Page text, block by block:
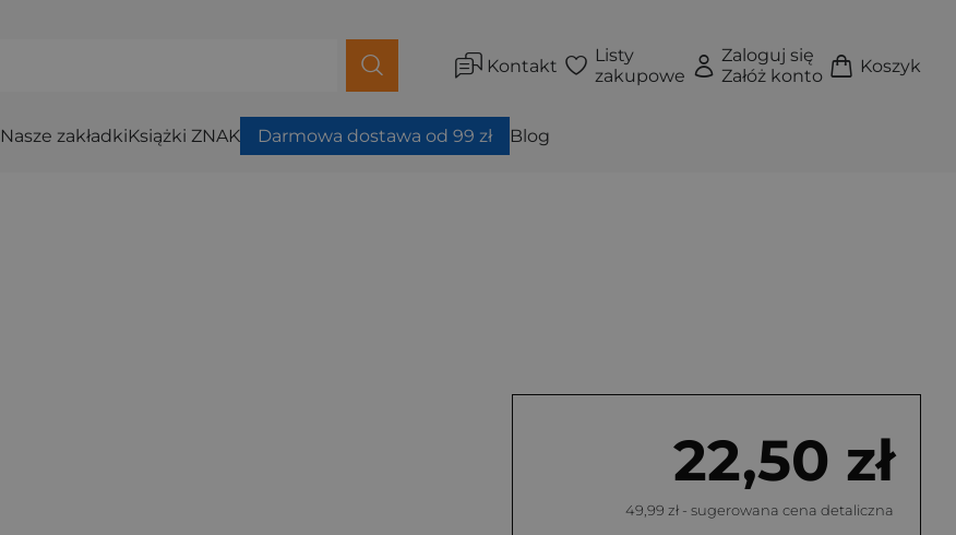
Kontakt
Listy
zakupowe
Zaloguj się
Załóż konto
Koszyk
Nasze zakładkiKsiążki ZNAK Darmowa dostawa od 99 zł Blog
22,50 zł
49,99 zł - sugerowana cena detaliczna